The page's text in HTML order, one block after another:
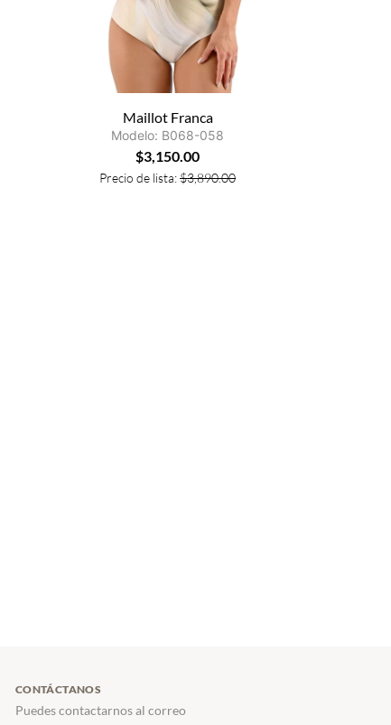
Maillot Franca
Modelo: B068-058
$3,150.00
Precio de lista:$3,890.00
CONTÁCTANOS
Puedes contactarnos al correo